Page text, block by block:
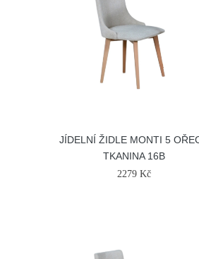
JÍDELNÍ ŽIDLE MONTI 5
TKANINA 16B
2279 Kč